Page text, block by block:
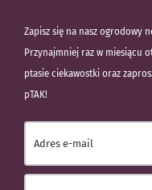
Zapisz się na nasz ogrodowy
Przynajmniej raz w miesiącu
ptasie ciekawostki oraz
pTAK!